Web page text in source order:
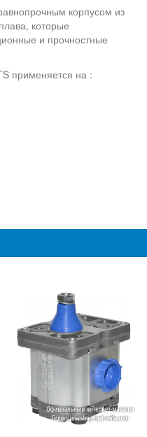
корпусом из
которые
и прочностные
применяется на :